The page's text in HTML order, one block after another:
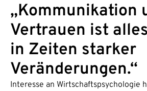
„Kommunikation
Vertrauen ist
in Zeiten starker
Veränderungen.“
Interesse an Wirtschaftspsychologie